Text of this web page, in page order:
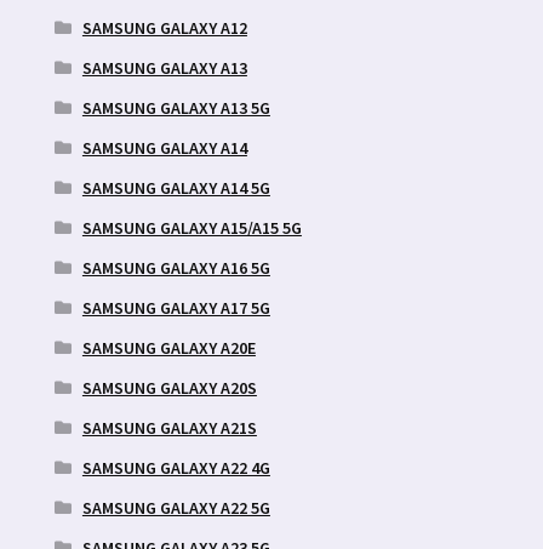
SAMSUNG GALAXY A12
SAMSUNG GALAXY A13
SAMSUNG GALAXY A13 5G
SAMSUNG GALAXY A14
SAMSUNG GALAXY A14 5G
SAMSUNG GALAXY A15/A15 5G
SAMSUNG GALAXY A16 5G
SAMSUNG GALAXY A17 5G
SAMSUNG GALAXY A20E
SAMSUNG GALAXY A20S
SAMSUNG GALAXY A21S
SAMSUNG GALAXY A22 4G
SAMSUNG GALAXY A22 5G